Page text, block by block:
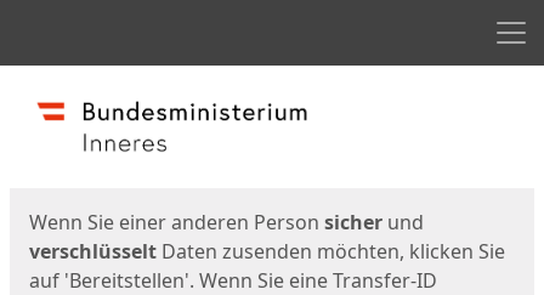
Start
Wenn Sie einer anderen Person sicher und
verschlüsselt Daten zusenden möchten, klicken Sie
auf 'Bereitstellen'. Wenn Sie eine Transfer-ID